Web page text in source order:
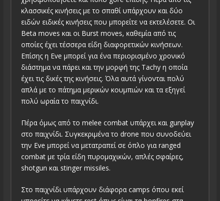
κλασσικές κινήσεις με το σπαθί υπάρχουν και δύο
ειδών ειδικές κινήσεις που μπορείτε να εκτελέσετε. Oι
Beta moves και οι Burst moves, καθεμία από τις
οποίες έχει τέσσερα είδη διαφορετικών κινήσεων.
Επίσης η Eve μπορεί για ένα περιορισμένο χρονικό
διάστημα να πάρει και την μορφή της Tachy η οποία
έχει τις δικές της κινήσεις. Όλα αυτά γίνονται πολύ
απλά με το πάτημα μερικών κουμπιών και τα εξηγεί
πολύ ωραία το παιχνίδι.
Πέρα όμως από το melee combat υπάρχει και gunplay
στο παιχνίδι. Συγκεκριμένα το drone που συνοδεύει
την Eve μπορεί να μετατραπεί σε όπλο για ranged
combat με τρία είδη πυρομαχικών, απλές σφαίρες,
shotgun και stinger missiles.
Στο παιχνίδι υπάρχουν διάφορα camps όπου εκεί